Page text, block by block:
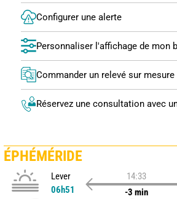
Configurer une alerte
Personnaliser l'affichage de mon
Commander un relevé sur mesure
Réservez une consultation avec
ÉPHÉMÉRIDE
Lever
06h51
14:33
-3 min